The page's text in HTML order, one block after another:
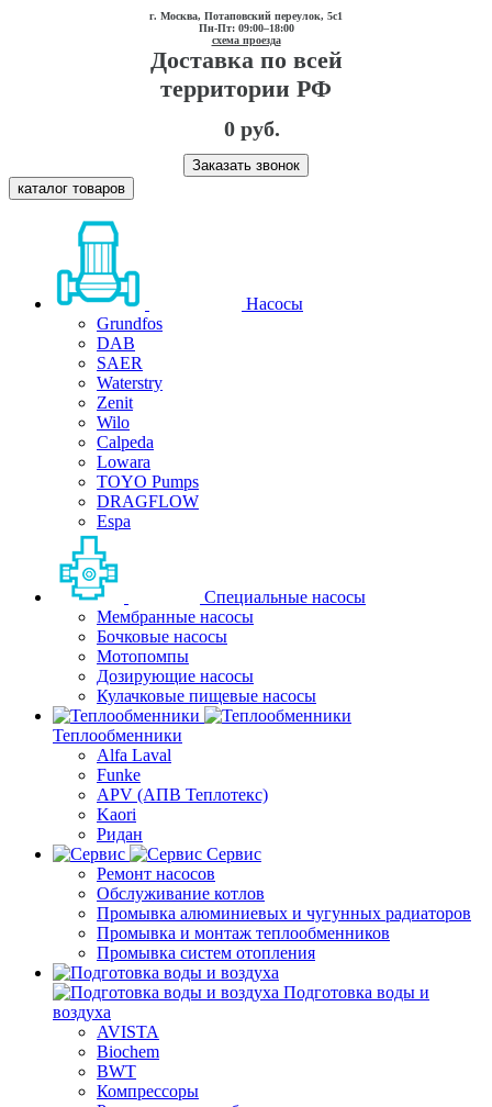
г. Москва, Потаповский переулок, 5с1
Пн-Пт: 09:00–18:00
схема проезда
Доставка по всей
территории РФ
0 руб.
Заказать звонок
каталог товаров
Насосы
Grundfos
DAB
SAER
Waterstry
Zenit
Wilo
Calpeda
Lowara
TOYO Pumps
DRAGFLOW
Espa
Специальные насосы
Мембранные насосы
Бочковые насосы
Мотопомпы
Дозирующие насосы
Кулачковые пищевые насосы
Теплообменники
Alfa Laval
Funke
APV (АПВ Теплотекс)
Kaori
Ридан
Сервис
Ремонт насосов
Обслуживание котлов
Промывка алюминиевых и чугунных радиаторов
Промывка и монтаж теплообменников
Промывка систем отопления
Подготовка воды и
воздуха
AVISTA
Biochem
BWT
Компрессоры